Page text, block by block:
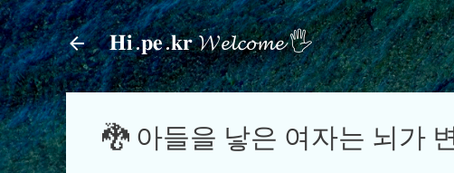
𝐇𝐢.𝐩𝐞.𝐤𝐫 𝓦𝓮𝓵𝓬𝓸𝓶𝓮 🖐
🐉 아들을 낳은 여자는 뇌가